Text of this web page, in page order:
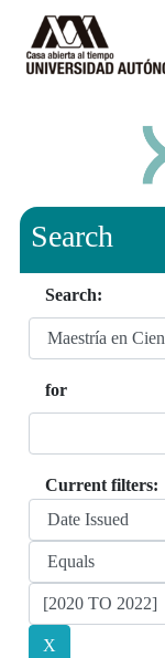
Search
Search:
for
Current filters: